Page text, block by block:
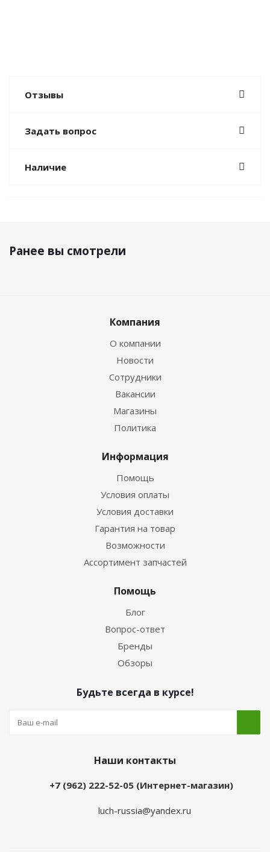
Отзывы
Задать вопрос
Наличие
Ранее вы смотрели
Компания
О компании
Новости
Сотрудники
Вакансии
Магазины
Политика
Информация
Помощь
Условия оплаты
Условия доставки
Гарантия на товар
Возможности
Ассортимент запчастей
Помощь
Блог
Вопрос-ответ
Бренды
Обзоры
Будьте всегда в курсе!
Наши контакты
+7 (962) 222-52-05 (Интернет-магазин)
luch-russia@yandex.ru